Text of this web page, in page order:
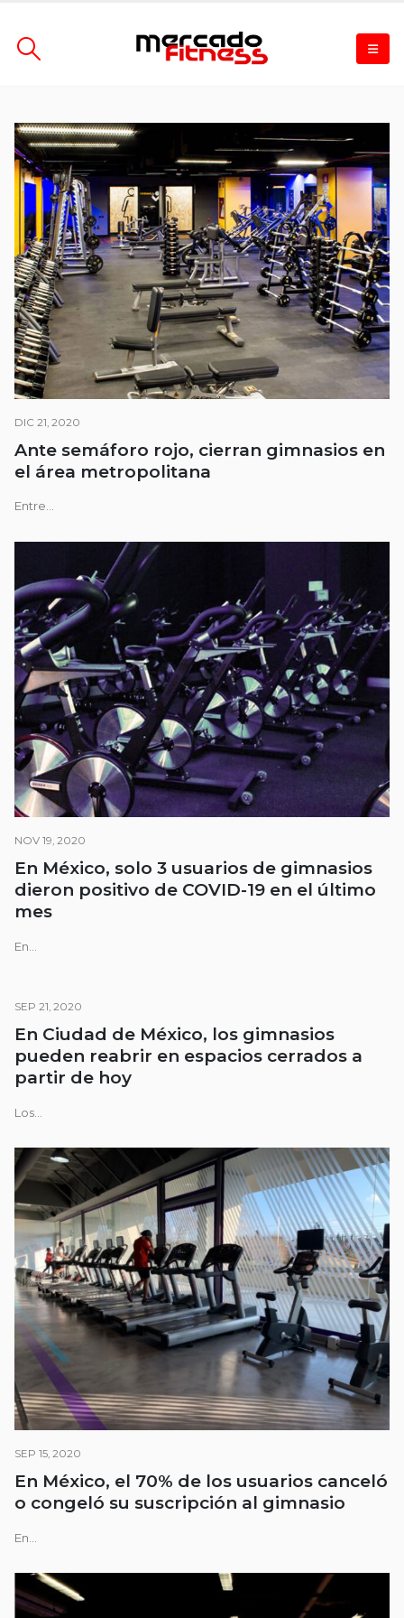
DIC 21, 2020
Ante semáforo rojo, cierran gimnasios en
el área metropolitana
Entre...
NOV 19, 2020
En México, solo 3 usuarios de gimnasios
dieron positivo de COVID-19 en el último
mes
En...
SEP 21, 2020
En Ciudad de México, los gimnasios
pueden reabrir en espacios cerrados a
partir de hoy
Los...
SEP 15, 2020
En México, el 70% de los usuarios canceló
o congeló su suscripción al gimnasio
En...